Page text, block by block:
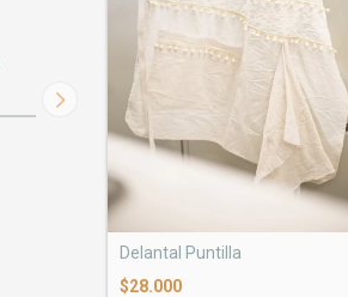
Delantal Puntilla
$28.000